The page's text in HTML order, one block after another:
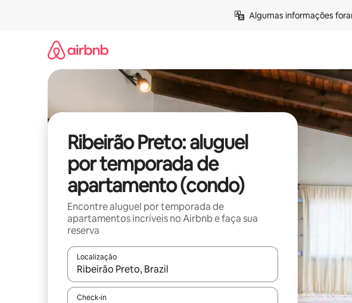
Algumas informações
Ribeirão Preto: aluguel
por temporada de
apartamento (condo)
Encontre aluguel por temporada de
apartamentos incríveis no Airbnb e faça sua
reserva
Localização
Quando os resultados estiverem disponíveis, explore-os usando as
Check-in